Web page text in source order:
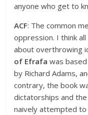
anyone who get to
ACF: The common
oppression. I think
about overthrowing
of Efrafa was
by Richard Adams,
contrary, the book
dictatorships and the
naively attempted to